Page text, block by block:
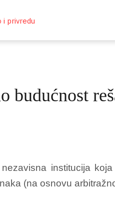
budućnost
institucija
(na osnovu